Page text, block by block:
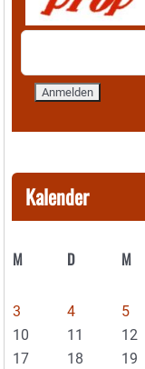
Kalender
M D M
3
4 5
10
11 12
17
18 19